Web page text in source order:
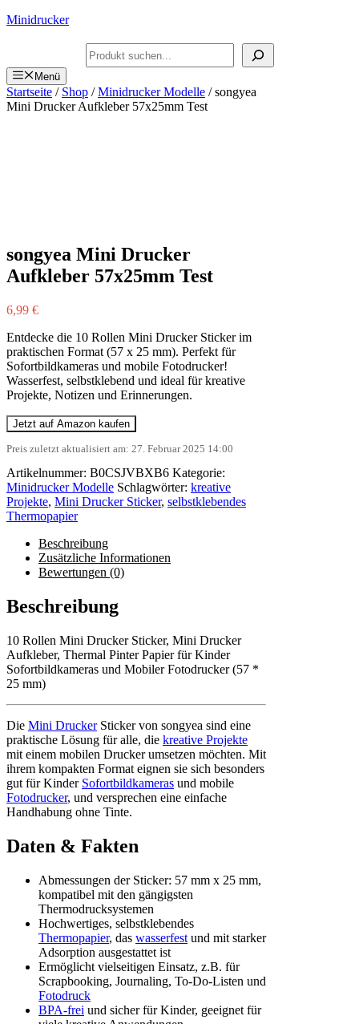
Zum
Minidrucker
Suchen
Menü
Startseite / Shop /Minidrucker Modelle / songyea
Mini Drucker Aufkleber 57x25mm Test
songyea Mini Drucker
Aufkleber 57x25mm Test
6,99 €
Entdecke die 10 Rollen Mini Drucker Sticker im
praktischen Format (57 x 25 mm). Perfekt für
Sofortbildkameras und mobile Fotodrucker!
Wasserfest, selbstklebend und ideal für kreative
Projekte, Notizen und Erinnerungen.
Jetzt auf Amazon kaufen
Preis zuletzt aktualisiert am: 27. Februar 2025 14:00
Artikelnummer: B0CSJVBXB6 Kategorie:
Minidrucker Modelle Schlagwörter: kreative
Projekte, Mini Drucker Sticker, selbstklebendes
Thermopapier
Beschreibung
Zusätzliche Informationen
Bewertungen (0)
Beschreibung
10 Rollen Mini Drucker Sticker, Mini Drucker
Aufkleber, Thermal Pinter Papier für Kinder
Sofortbildkameras und Mobiler Fotodrucker (57 *
25 mm)
Die Mini DruckerSticker von songyea sind eine
praktische Lösung für alle, die kreative Projekte
mit einem mobilen Drucker umsetzen möchten. Mit
ihrem kompakten Format eignen sie sich besonders
gut für Kinder Sofortbildkameras und mobile
Fotodrucker, und versprechen eine einfache
Handhabung ohne Tinte.
Daten & Fakten
Abmessungen der Sticker: 57 mm x 25 mm,
kompatibel mit den gängigsten
Thermodrucksystemen
Hochwertiges, selbstklebendes
Thermopapier, das wasserfest und mit starker
Adsorption ausgestattet ist
Ermöglicht vielseitigen Einsatz, z.B. für
Scrapbooking, Journaling, To-Do-Listen und
Fotodruck
BPA-frei und sicher für Kinder, geeignet für